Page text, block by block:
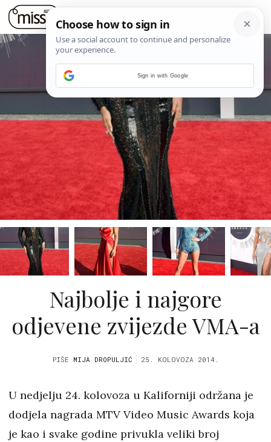
Najbolje i najgore
odjevene zvijezde VMA-a
PIŠE MIJA DROPULJIĆ 25. KOLOVOZA 2014.
U nedjelju 24. kolovoza u Kaliforniji održana je
dodjela nagrada MTV Video Music Awards koja
je kao i svake godine privukla veliki broj
Sign in with Google